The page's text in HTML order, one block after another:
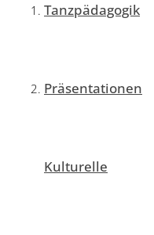
Tanzpädagogik
Präsentationen
Kulturelle